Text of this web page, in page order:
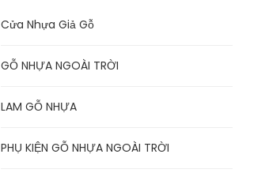
Cửa Nhựa Giả Gỗ
GỖ NHỰA NGOÀI TRỜI
LAM GỖ NHỰA
PHỤ KIỆN GỖ NHỰA NGOÀI TRỜI